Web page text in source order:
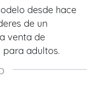
desde hace
de un
venta de
adultos.